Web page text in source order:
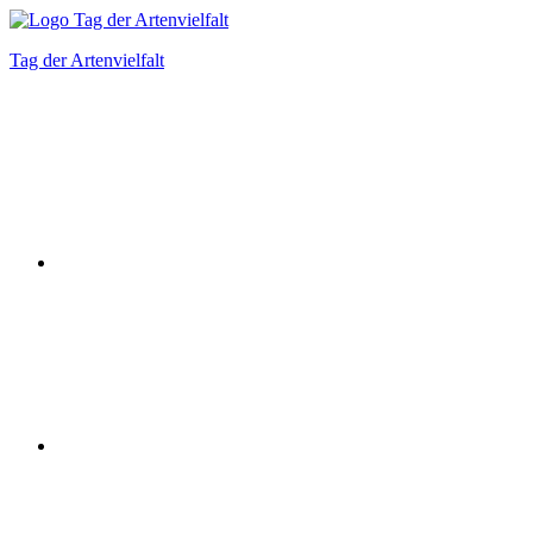
Zum
springen
Tag der Artenvielfalt